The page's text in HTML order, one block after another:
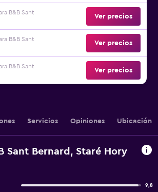
B&B Sant
Ver precios
B&B Sant
Ver precios
B&B Sant
Ver precios
Servicios Opiniones Ubicación
Sant Bernard, Staré Hory
9,8